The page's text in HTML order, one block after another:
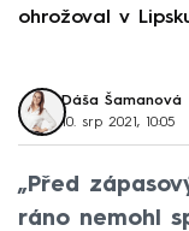
ohrožoval v
Dáša Šamanová
10. srp 2021, 10:05
„Před
ráno nemohl